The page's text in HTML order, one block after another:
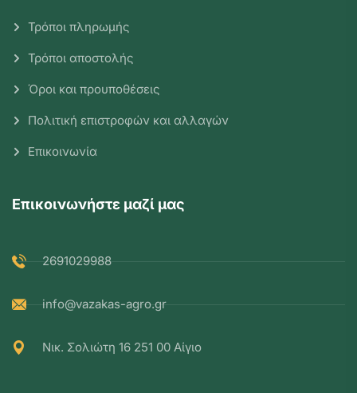
Τρόποι πληρωμής
Τρόποι αποστολής
Όροι και προυποθέσεις
Πολιτική επιστροφών και αλλαγών
Επικοινωνία
Επικοινωνήστε μαζί μας
2691029988
info@vazakas-agro.gr
Νικ. Σολιώτη 16 251 00 Αίγιο